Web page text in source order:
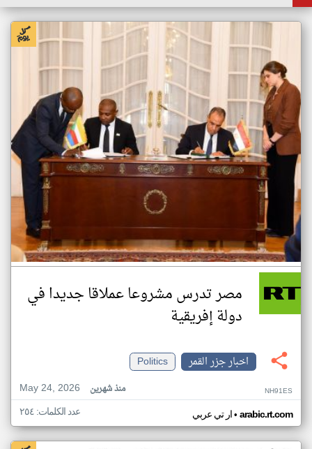
مصر تدرس مشروعا عملاقا جديدا في
دولة إفريقية
اخبار جزر القمر
Politics
May 24, 2026
منذ شهرين NH91ES
ار تي عربي• arabic.rt.com عدد الكلمات: ٢٥٤